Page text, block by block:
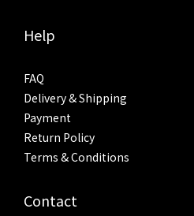
Help
FAQ
Delivery & Shipping
Payment
Return Policy
Terms & Conditions
Contact